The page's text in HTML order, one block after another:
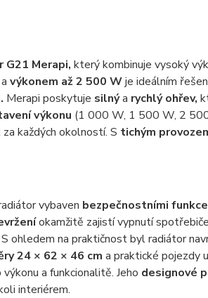
Merapi, který kombinuje vysoký
a výkonem až 2 500 Wje ideálním
Merapi poskytuje silnýa rychlý ohřev,
výkonu (1 000 W, 1 500 W, 2
za každých okolností. S tichým
vybaven bezpečnostními
okamžitě zajistí vypnutí
ohledem na praktičnost byl radiátor
24 × 62 × 46 cm a praktické pojezdy
a funkcionalitě. Jeho designové
interiérem.